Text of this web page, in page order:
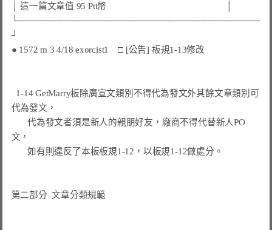
│ 這一篇文章值 95 Ptt幣                                                    │
└─────────────────────────────────────
● 1572 m 3 4/18 exorcist1    □ [公告] 板規1-13修改
代為發文，
       代為發文者須是新人的親朋好友，廠商不得代替新人PO
文，
       如有則違反了本板板規1-12，以板規1-12做處分。
第二部分  文章分類規範